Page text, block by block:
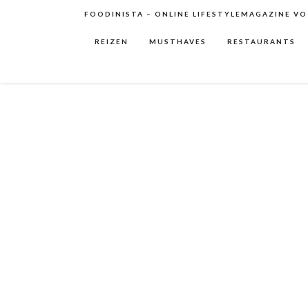
FOODINISTA – ONLINE LIFESTYLEMAGAZINE
REIZEN MUSTHAVES RESTAURANTS